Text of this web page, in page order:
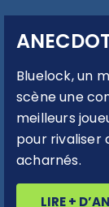
Bluelock, un
scène une
meilleurs
pour rivaliser
acharnés.
LIRE +